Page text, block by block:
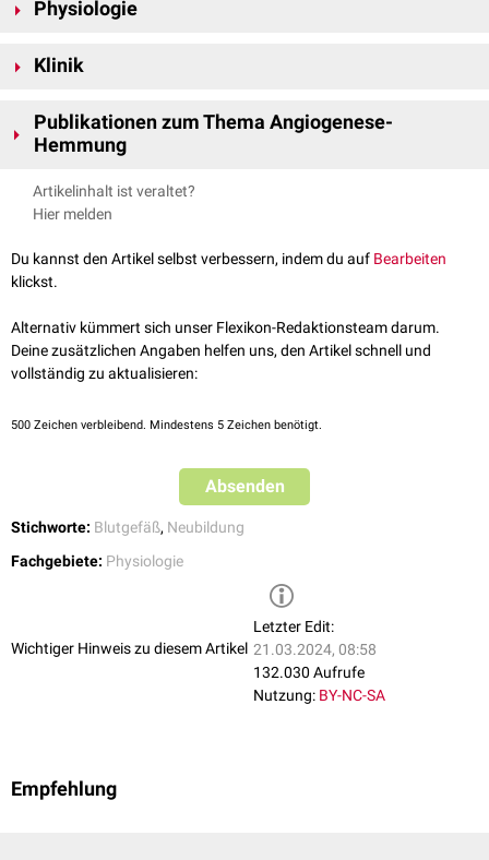
Physiologie
Substanzen (z.B. vascular endothelial growth factor -
migration bewirken. Wachstumshemmende Substanzen (z.B.
Thrombospondin , Endostatin Angiostatin ) begrenzen diesen Prozess.
Klinik
bietet neue Behandlungsmöglichkeiten verschiedenster Erkrankungen.
Das Augenmerk richtet sich besonders auf die Hemmung des
Gefäßversorgung des Geschwulstes abhängen.
Publikationen zum Thema Angiogenese-
Hemmung
Folkman J.; Angiogenesis-dependent diseases. Semin Oncol. 2001
Dec;28(6):536-42. Review.
Apr;13(2):159-67. Review.
Kerbel R, Folkman J.; Clinical translation of angiogenesis inhibitors.
Artikelinhalt ist veraltet?
Hier melden
Du kannst den Artikel selbst verbessern, indem du auf Bearbeiten
klickst.
Alternativ kümmert sich unser Flexikon-Redaktionsteam darum.
Deine zusätzlichen Angaben helfen uns, den Artikel schnell und
vollständig zu aktualisieren:
500 Zeichen verbleibend. Mindestens 5 Zeichen benötigt.
Absenden
Stichworte: Blutgefäß, Neubildung
Fachgebiete: Physiologie
Wichtiger Hinweis zu diesem Artikel
Letzter Edit:
21.03.2024, 08:58
132.030 Aufrufe
Nutzung: BY-NC-SA
Empfehlung